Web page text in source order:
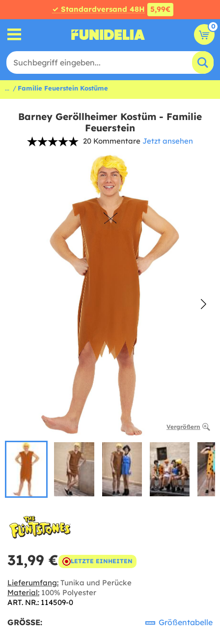
✓ Standardversand 48H 5,99€
0
... Familie Feuerstein Kostüme
Barney Geröllheimer Kostüm - Familie
Feuerstein
20 Kommentare Jetzt ansehen
Vergrößern
31,99 € LETZTE EINHEITEN
Lieferumfang: Tunika und Perücke
Material: 100% Polyester
ART. NR.: 114509-0
GRÖSSE: Größentabelle